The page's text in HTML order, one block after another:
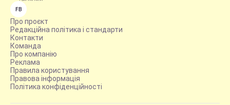
FB
Про проєкт
Редакційна політика і стандарти
Контакти
Команда
Про компанію
Реклама
Правила користування
Правова інформація
Політика конфіденційності